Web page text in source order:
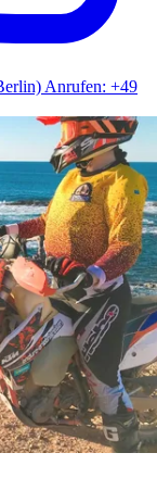
Anrufen: +49